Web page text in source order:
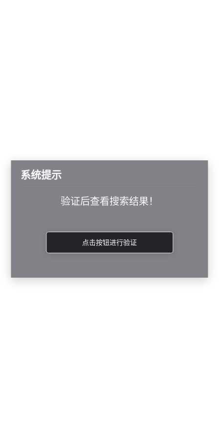
系统提示
验证后查看搜索结果！
点击按钮进行验证